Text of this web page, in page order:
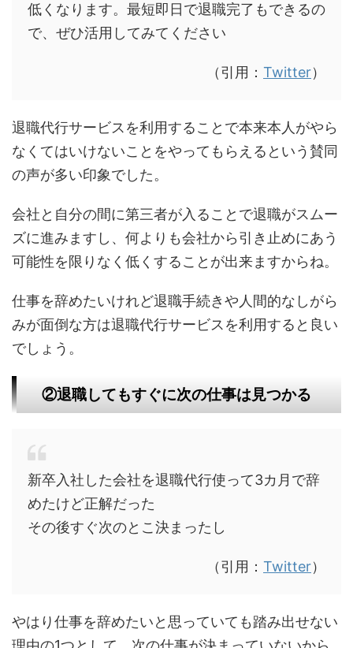
低くなります。最短即日で退職完了もできるの
で、ぜひ活用してみてください
（引用： Twitter）
退職代行サービスを利用することで本来本人がやら
なくてはいけないことをやってもらえるという賛同
の声が多い印象でした。
会社と自分の間に第三者が入ることで退職がスムー
ズに進みますし、何よりも会社から引き止めにあう
可能性を限りなく低くすることが出来ますからね。
仕事を辞めたいけれど退職手続きや人間的なしがら
みが面倒な方は退職代行サービスを利用すると良い
でしょう。
②退職してもすぐに次の仕事は見つかる
新卒入社した会社を退職代行使って3カ月で辞
めたけど正解だった
その後すぐ次のとこ決まったし
（引用： Twitter）
やはり仕事を辞めたいと思っていても踏み出せない